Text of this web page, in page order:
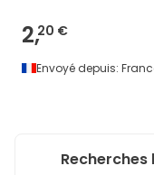
2,20 €
Envoyé depuis:
Recherches